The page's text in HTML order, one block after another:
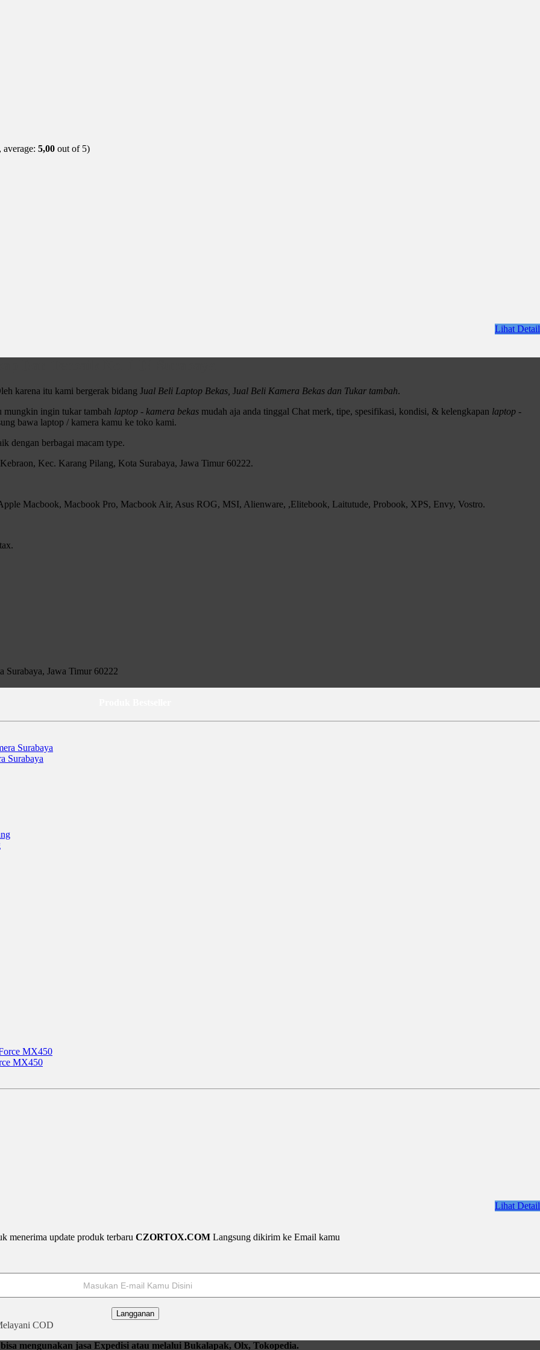
average: 5,00 out of 5)
Lihat Detail
karena itu kami bergerak bidang Jual Beli Laptop Bekas, Jual Beli Kamera Bekas dan Tukar tambah.
mungkin ingin tukar tambah laptop - kamera bekas mudah aja anda tinggal Chat merk, tipe, spesifikasi, kondisi, & kelengkapan laptop -
bawa laptop / kamera kamu ke toko kami.
dengan berbagai macam type.
Kec. Karang Pilang, Kota Surabaya, Jawa Timur 60222.
Macbook, Macbook Pro, Macbook Air, Asus ROG, MSI, Alienware, ,Elitebook, Laitutude, Probook, XPS, Envy, Vostro.
Jawa Timur 60222
Surabaya
MX450
Lihat Detail
menerima update produk terbaru CZORTOX.COM Langsung dikirim ke Email kamu
Langganan
COD
mengunakan jasa Expedisi atau melalui Bukalapak, Olx, Tokopedia.